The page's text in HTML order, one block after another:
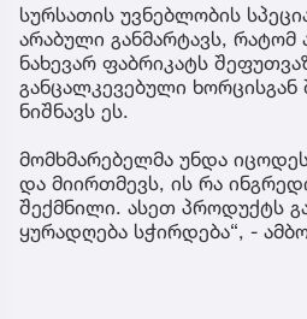
სურსათის უვნებლობის
არაბული განმარტავს, რატომ
ნახევარ ფაბრიკატს
განცალკევებული ხორცისგან
ნიშნავს ეს.
მომხმარებელმა უნდა
და მიირთმევს, ის რა
შექმნილი. ასეთ პროდუქტს
ყურადღება სჭირდება“, -